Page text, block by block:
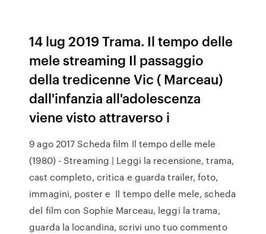
14 lug 2019 Trama. Il tempo delle
mele streaming Il passaggio
della tredicenne Vic ( Marceau)
dall'infanzia all'adolescenza
viene visto attraverso i
9 ago 2017 Scheda film Il tempo delle mele
(1980) - Streaming | Leggi la recensione, trama,
cast completo, critica e guarda trailer, foto,
immagini, poster e Il tempo delle mele, scheda
del film con Sophie Marceau, leggi la trama,
guarda la locandina, scrivi uno tuo commento